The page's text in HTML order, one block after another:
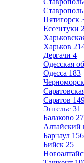
Ставрополь
Пятигорск
Ессентуки
Харьков
Дергачи 4
Одесская
Одесса 183
Черноморск
Саратов 149
Энгельс 31
Балаково 27
Алтайский
Барнаул 156
Бийск 25